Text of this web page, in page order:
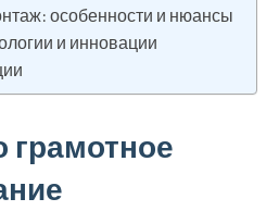
особенности и нюансы
и инновации
грамотное